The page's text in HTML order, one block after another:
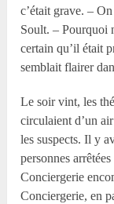
c’était grave. –
Soult. – Pourquoi
certain qu’il était
semblait flairer
Le soir vint, les
circulaient d’un
les suspects. Il y
personnes
Conciergerie
Conciergerie, en